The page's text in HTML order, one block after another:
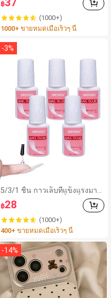
ผู้หญิง สามารถใช้เป็นสายรัดเอว
ตกแต่งบรรจุภัณฑ์ ริบบิ้น ที่คาดผ
ม หรือผ้าพันคอ ทางเลือกที่เหมาะ
สมเพื่อเสริมสไตล์โดยรวม สไตล์
฿37
(1000+)
1000+ ขายหมดเมื่อเร็วๆ นี้
-3%
5/3/1 ชิ้น กาวเล็บที่แข็งแรงมาก
เหมาะสำหรับปลายเล็บ เล็บอะคริ
ลิค และเล็บปลอม กาวเล็บ กาวเ
ล็บแบบแปรง เหมาะสำหรับเล็บป
ลอม ทนทานและยาวนาน เหมาะ
สำหรับเล็บอะคริลิค ปลายเล็บปล
฿28
(1000+)
400+ ขายหมดเมื่อเร็วๆ นี้
-14%